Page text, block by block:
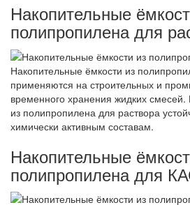
Накопительные
полипропилена для
Накопительные ёмкости из
применяются на строительных и
временного хранения жидких
из полипропилена для раствора
химически активным составам.
Накопительные
полипропилена для